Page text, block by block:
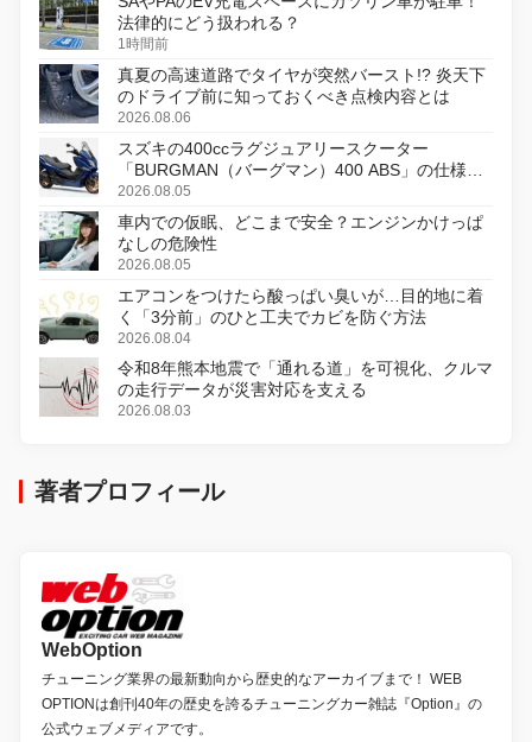
法律的にどう扱われる？
1時間前
真夏の高速道路でタイヤが突然バースト!? 炎天下
のドライブ前に知っておくべき点検内容とは
2026.08.06
スズキの400ccラグジュアリースクーター
「BURGMAN（バーグマン）400 ABS」の仕様を
変更し、8月18日に発売
2026.08.05
車内での仮眠、どこまで安全？エンジンかけっぱ
なしの危険性
2026.08.05
エアコンをつけたら酸っぱい臭いが…目的地に着
く「3分前」のひと工夫でカビを防ぐ方法
2026.08.04
令和8年熊本地震で「通れる道」を可視化、クルマ
の走行データが災害対応を支える
2026.08.03
著者プロフィール
WebOption
チューニング業界の最新動向から歴史的なアーカイブまで！ WEB
OPTIONは創刊40年の歴史を誇るチューニングカー雑誌『Option』の
公式ウェブメディアです。